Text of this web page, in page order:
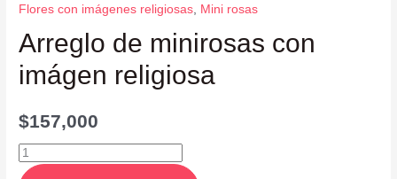
Flores con imágenes religiosas, Mini rosas
Arreglo de minirosas con
imágen religiosa
$157,000